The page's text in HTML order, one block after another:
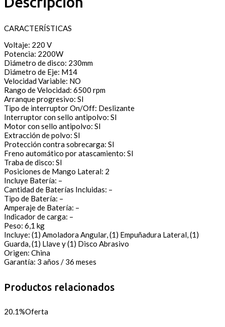
CARACTERÍSTICAS
Voltaje: 220 V
Potencia: 2200W
Diámetro de disco: 230mm
Diámetro de Eje: M14
Velocidad Variable: NO
Rango de Velocidad: 6500 rpm
Arranque progresivo: SI
Tipo de interruptor On/Off: Deslizante
Interruptor con sello antipolvo: SI
Motor con sello antipolvo: SI
Extracción de polvo: SI
Protección contra sobrecarga: SI
Freno automático por atascamiento: SI
Traba de disco: SI
Posiciones de Mango Lateral: 2
Incluye Batería: –
Cantidad de Baterías Incluidas: –
Tipo de Batería: –
Amperaje de Batería: –
Indicador de carga: –
Peso: 6,1 kg
Incluye: (1) Amoladora Angular, (1) Empuñadura Lateral, (1)
Guarda, (1) Llave y (1) Disco Abrasivo
Origen: China
Garantía: 3 años / 36 meses
Productos relacionados
20.1%Oferta